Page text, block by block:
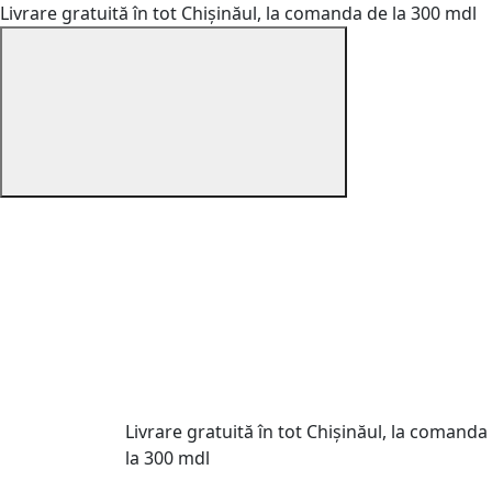
Livrare gratuită în tot Chișinăul, la comanda de la 300 mdl
Livrare gratuită în tot Chișinăul, la comanda
la 300 mdl